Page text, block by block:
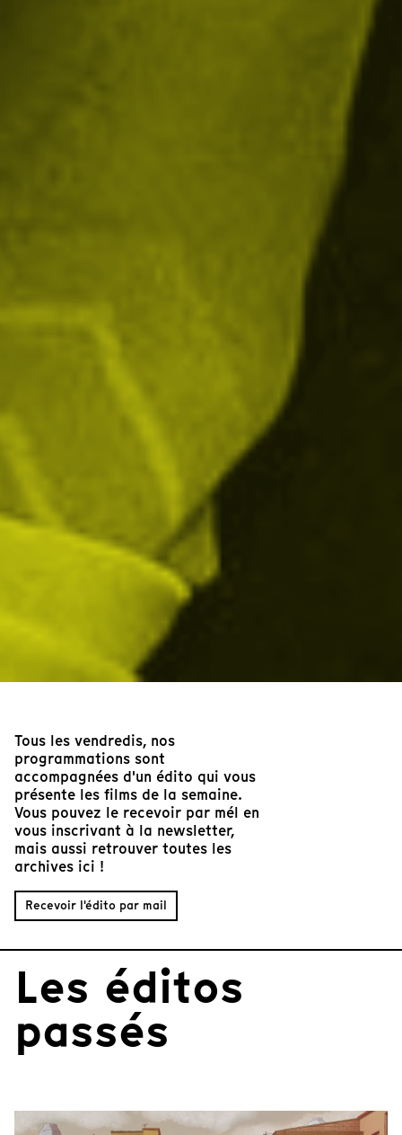
Tous les vendredis, nos
programmations sont
accompagnées d'un édito qui vous
présente les films de la semaine.
Vous pouvez le recevoir par mél en
vous inscrivant à la newsletter,
mais aussi retrouver toutes les
archives ici !
Recevoir l'édito par mail
Les éditos
passés